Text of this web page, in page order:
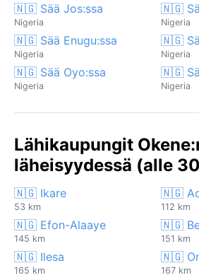
🇳🇬 Sää Jos:ssa
Nigeria
🇳🇬
Nigeria
🇳🇬 Sää Enugu:ssa
Nigeria
🇳🇬
Nigeria
🇳🇬 Sää Oyo:ssa
Nigeria
🇳🇬
Nigeria
Lähikaupungit
läheisyydessä (alle
🇳🇬 Ikare
53 km
🇳🇬
112 km
🇳🇬 Efon-Alaaye
145 km
🇳🇬
151 km
🇳🇬 Ilesa
165 km
🇳🇬
167 km